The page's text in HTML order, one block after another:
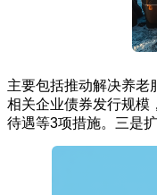
主要包括推动解决养老
相关企业债券发行规模
待遇等3项措施。三是